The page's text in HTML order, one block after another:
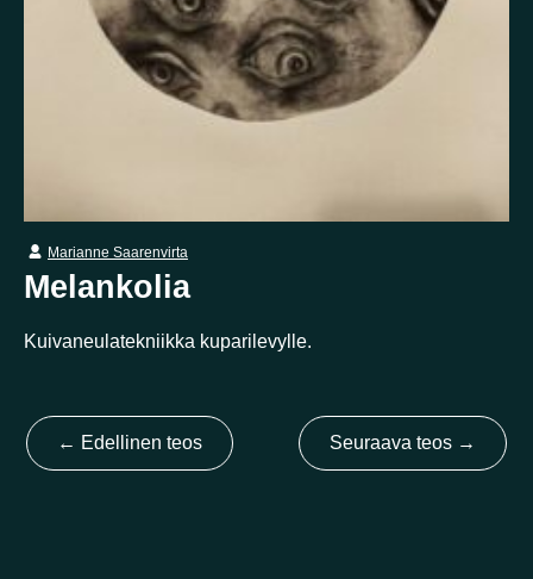
Rauhallisuus
Rauhattomuus
Riippuvuus
Seksuaalisuus Skitsofrenia
Stressi
Surrealismi Suru
Syömishäiriö
Vääryys
Vainoharhaisuus Valemuisto
Vapaus
Veistos
Viha Yksinäisyys
Kotimaa
Yhdysvallat
Not selected
Yhdistynyt kuningaskunta
Marianne Saarenvirta
Melankolia
Kuivaneulatekniikka kuparilevylle.
← Edellinen teos Seuraava teos →